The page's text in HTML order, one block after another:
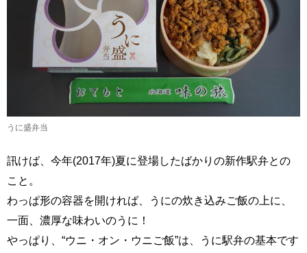
うに盛弁当
訊けば、今年(2017年)夏に登場したばかりの新作駅弁との
こと。
わっぱ形の容器を開ければ、うにの炊き込みご飯の上に、
一面、濃厚な味わいのうに！
やっぱり、“ウニ・オン・ウニご飯”は、うに駅弁の基本です